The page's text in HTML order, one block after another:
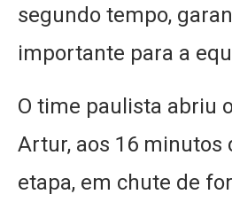
segundo tempo,
importante para a
O time paulista abriu
Artur, aos 16 minutos
etapa, em chute de